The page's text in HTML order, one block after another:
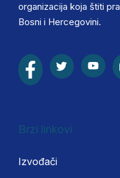
organizacija koja štiti
Bosni i Hercegovini.
Brzi linkovi
Izvođači